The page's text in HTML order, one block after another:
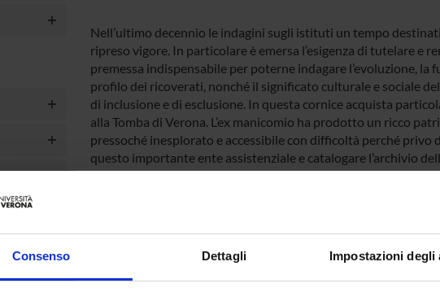
Consenso Dettagli Impostazioni degli
Nell’ultimo decennio le indagini sugli istituti un tempo
ripreso vigore. In particolare è emersa l’esigenza di tutelare
premessa indispensabile per poterne indagare l’evoluzione,
profilo dei ricoverati, nonché il significato culturale e sociale
di inclusione e di esclusione. In questa cornice acquista
alla Tomba di Verona. L’ex manicomio ha prodotto un ricco
pressoché inesplorato e accessibile con difficoltà perché
questo importante ente assistenziale e catalogare l’archivio
comunità scientifica.
ENTI FINANZIATORI: